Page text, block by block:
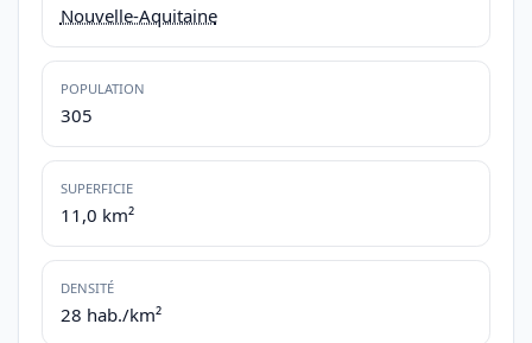
Nouvelle-Aquitaine
POPULATION
305
SUPERFICIE
11,0 km²
DENSITÉ
28 hab./km²